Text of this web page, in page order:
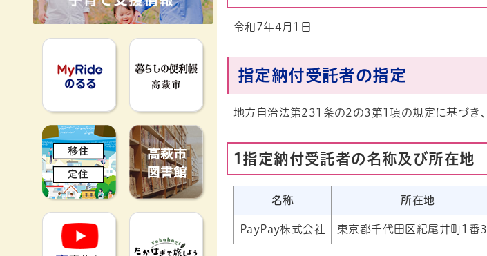
MyRideのるる
移住定住
高萩市YouTube公式チャンネル
令和7年4月1日
指定納付受託者の指定
地方自治法第231条の2の3第1項の規定に基づき
1指定納付受託者の名称及び所在地
名称 所在地
PayPay株式会社 東京都千代田区紀尾井町1番